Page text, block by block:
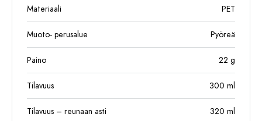
Materiaali PET
Muoto- perusalue Pyöreä
Paino 22 g
Tilavuus 300 ml
Tilavuus – reunaan asti 320 ml